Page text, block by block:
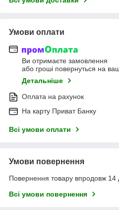
Умови оплати
Ви отримаєте замовлення
або гроші повернуться на
Детальніше
Оплата на рахунок
На карту Приват Банку
Всі умови оплати
Умови повернення
Повернення товару впродовж 14
Всі умови повернення